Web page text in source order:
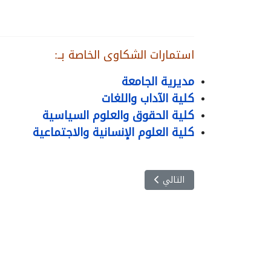
استمارات الشكاوى الخاصة بــ:
مديرية الجامعة
كلية الآداب واللغات
كلية الحقوق والعلوم السياسية
كلية العلوم الإنسانية والاجتماعية
المقال التالي: دكتوراه: آثار
التالي